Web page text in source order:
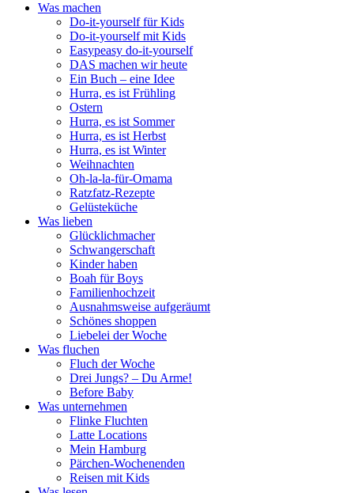
Was machen
Do-it-yourself für Kids
Do-it-yourself mit Kids
Easypeasy do-it-yourself
DAS machen wir heute
Ein Buch – eine Idee
Hurra, es ist Frühling
Ostern
Hurra, es ist Sommer
Hurra, es ist Herbst
Hurra, es ist Winter
Weihnachten
Oh-la-la-für-Omama
Ratzfatz-Rezepte
Gelüsteküche
Was lieben
Glücklichmacher
Schwangerschaft
Kinder haben
Boah für Boys
Familienhochzeit
Ausnahmsweise aufgeräumt
Schönes shoppen
Liebelei der Woche
Was fluchen
Fluch der Woche
Drei Jungs? – Du Arme!
Before Baby
Was unternehmen
Flinke Fluchten
Latte Locations
Mein Hamburg
Pärchen-Wochenenden
Reisen mit Kids